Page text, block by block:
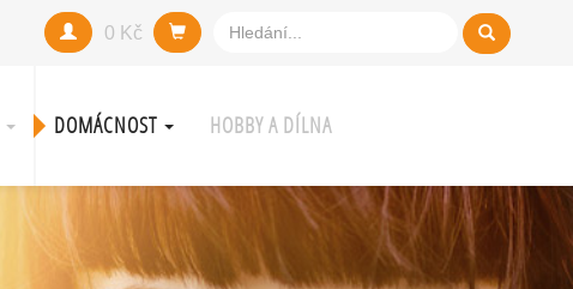
0 Kč
DOMÁCNOST HOBBY A DÍLNA